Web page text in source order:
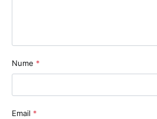
Nume *
Email *